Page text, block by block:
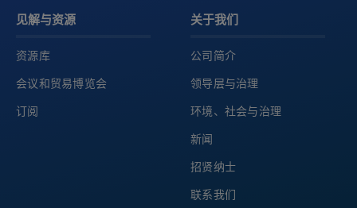
见解与资源
资源库
会议和贸易博览会
订阅
关于我们
公司简介
领导层与治理
环境、社会与治理
新闻
招贤纳士
联系我们